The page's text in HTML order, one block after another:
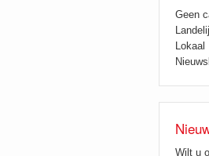
Geen
Lokaal
Wilt u